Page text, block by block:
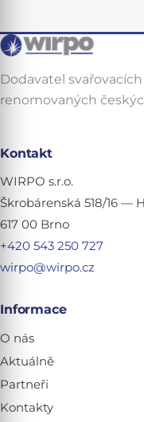
Dodavatel
renomovaných
Kontakt
WIRPO s.r.o.
Škrobárenská 518/16 —
617 00 Brno
+420 543 250 727
wirpo@wirpo.cz
Informace
O nás
Aktuálně
Partneři
Kontakty